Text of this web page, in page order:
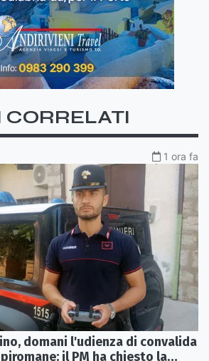
CORRELATI
1 ora fa
domani l'udienza di convalida
il PM ha chiesto la